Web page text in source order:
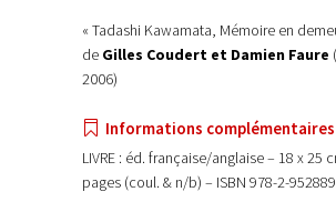
« Tadashi Kawamata, Mémoire en
de Gilles Coudert et Damien Faure
2006)
Informations complémentaires
LIVRE : éd. française/anglaise – 18 x 25
pages (coul. & n/b) – ISBN 978-2-